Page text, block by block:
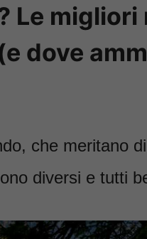
Le migliori
dove
che meritano
diversi e tutti